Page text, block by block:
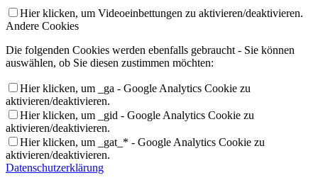
Hier klicken, um Videoeinbettungen zu aktivieren/deaktivieren.
Andere Cookies
Die folgenden Cookies werden ebenfalls gebraucht - Sie können
auswählen, ob Sie diesen zustimmen möchten:
Hier klicken, um _ga - Google Analytics Cookie zu
aktivieren/deaktivieren.
Hier klicken, um _gid - Google Analytics Cookie zu
aktivieren/deaktivieren.
Hier klicken, um _gat_* - Google Analytics Cookie zu
aktivieren/deaktivieren.
Datenschutzerklärung